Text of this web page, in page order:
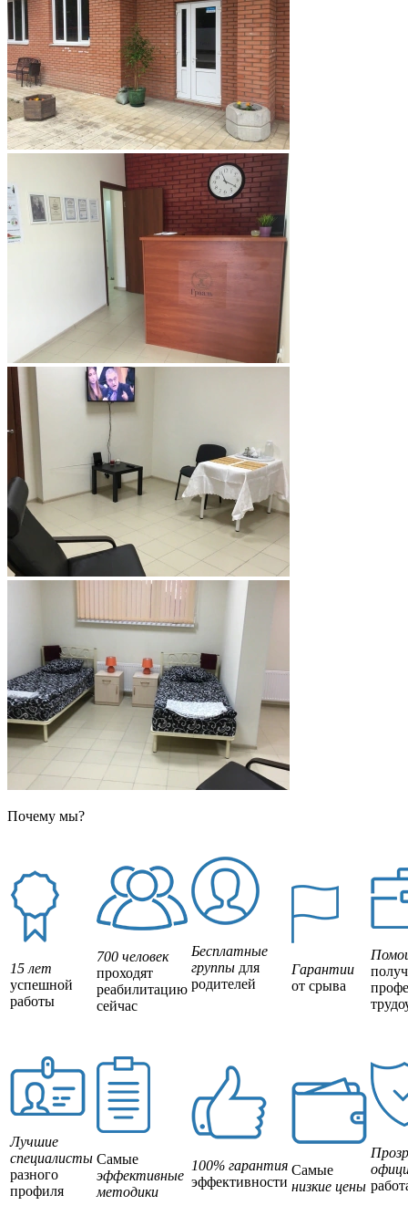
Почему мы?
15 лет
успешной
работы
700 человек
проходят
реабилитацию
сейчас
Бесплатные
группы для
родителей
Гарантии
от срыва
Лучшие
специалисты
разного
профиля
Самые
эффективные
методики
100% гарантия
эффективности
Самые
низкие цены